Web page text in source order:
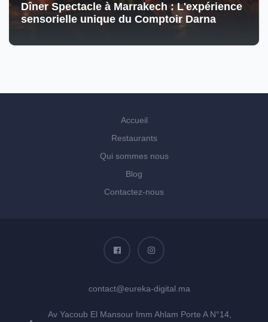
Dîner Spectacle à Marrakech : L'expérience
sensorielle unique du Comptoir Darna
Accueil
Restaurants
Qui sommes nous
Blog
Contactez-nous
contact@eureka-digital.ma
Av Yacoub El Mansour Imm Ahlam Porte A N°14,